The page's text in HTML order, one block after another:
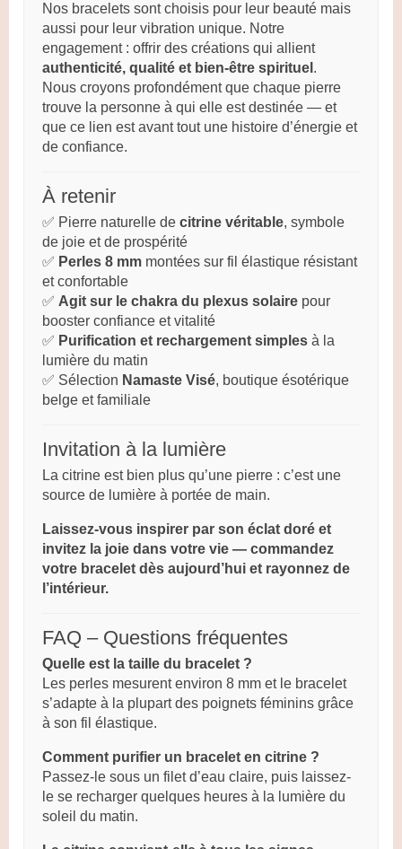
Nos bracelets sont choisis pour leur beauté mais
aussi pour leur vibration unique. Notre
engagement : offrir des créations qui allient
authenticité, qualité et bien-être spirituel .
Nous croyons profondément que chaque pierre
trouve la personne à qui elle est destinée — et
que ce lien est avant tout une histoire d’énergie et
de confiance.
À retenir
✅ Pierre naturelle de citrine véritable, symbole
de joie et de prospérité
✅ Perles 8 mm montées sur fil élastique résistant
et confortable
✅ Agit sur le chakra du plexus solaire pour
booster confiance et vitalité
✅ Purification et rechargement simples à la
lumière du matin
✅ Sélection Namaste Visé, boutique ésotérique
belge et familiale
Invitation à la lumière
La citrine est bien plus qu’une pierre : c’est une
source de lumière à portée de main.
Laissez-vous inspirer par son éclat doré et
invitez la joie dans votre vie — commandez
votre bracelet dès aujourd’hui et rayonnez de
l’intérieur.
FAQ – Questions fréquentes
Quelle est la taille du bracelet ?
Les perles mesurent environ 8 mm et le bracelet
s’adapte à la plupart des poignets féminins grâce
à son fil élastique.
Comment purifier un bracelet en citrine ?
Passez-le sous un filet d’eau claire, puis laissez-
le se recharger quelques heures à la lumière du
soleil du matin.